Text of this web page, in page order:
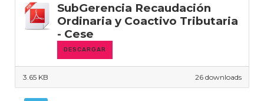
SubGerencia Recaudación
Ordinaria y Coactivo Tributaria
- Cese
DESCARGAR
26 downloads
3.65 KB